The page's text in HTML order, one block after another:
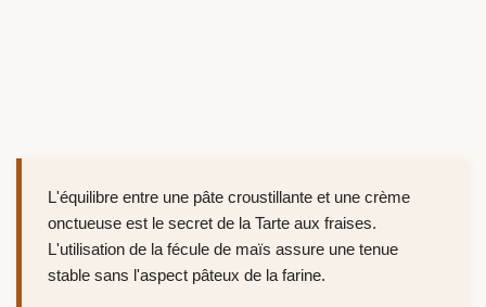
L'équilibre entre une pâte croustillante et une crème
onctueuse est le secret de la Tarte aux fraises.
L'utilisation de la fécule de maïs assure une tenue
stable sans l'aspect pâteux de la farine.